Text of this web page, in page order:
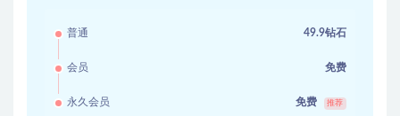
普通 49.9钻石
会员 免费
永久会员 免费 推荐